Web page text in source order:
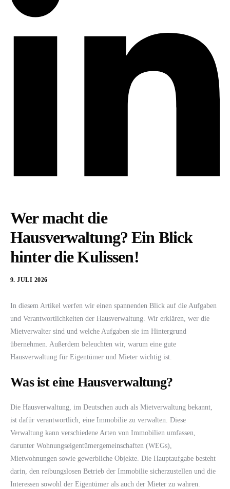
Wer macht die
Hausverwaltung? Ein Blick
hinter die Kulissen!
9. JULI 2026
In diesem Artikel werfen wir einen spannenden Blick auf die Aufgaben
und Verantwortlichkeiten der Hausverwaltung. Wir erklären, wer die
Mietverwalter sind und welche Aufgaben sie im Hintergrund
übernehmen. Außerdem beleuchten wir, warum eine gute
Hausverwaltung für Eigentümer und Mieter wichtig ist.
Was ist eine Hausverwaltung?
Die Hausverwaltung, im Deutschen auch als Mietverwaltung bekannt,
ist dafür verantwortlich, eine Immobilie zu verwalten. Diese
Verwaltung kann verschiedene Arten von Immobilien umfassen,
darunter Wohnungseigentümergemeinschaften (WEGs),
Mietwohnungen sowie gewerbliche Objekte. Die Hauptaufgabe besteht
darin, den reibungslosen Betrieb der Immobilie sicherzustellen und die
Interessen sowohl der Eigentümer als auch der Mieter zu wahren.